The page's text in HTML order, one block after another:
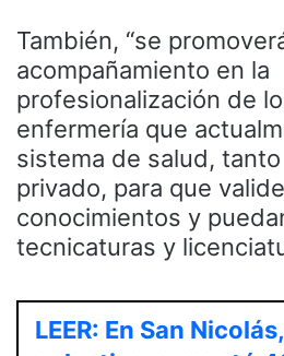
También, “se
acompañamiento en la
profesionalización de
enfermería que
sistema de salud,
privado, para que
conocimientos y
tecnicaturas y
LEER: En San